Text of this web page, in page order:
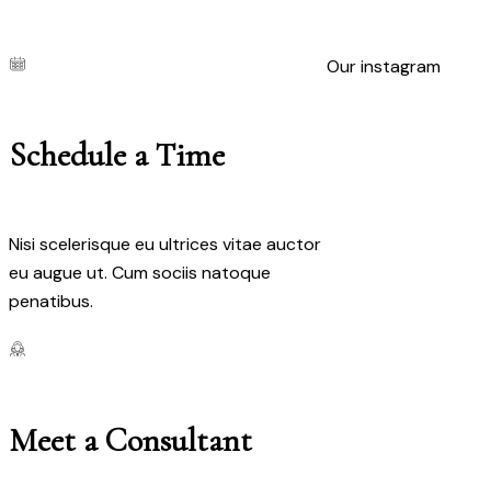
Schedule a Time
Nisi scelerisque eu ultrices vitae auctor
eu augue ut. Cum sociis natoque
penatibus.
Meet a Consultant
Our instagram